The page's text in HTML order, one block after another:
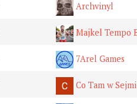
Archvinyl
Majkel Tempo
7Arel Games
Co Tam w